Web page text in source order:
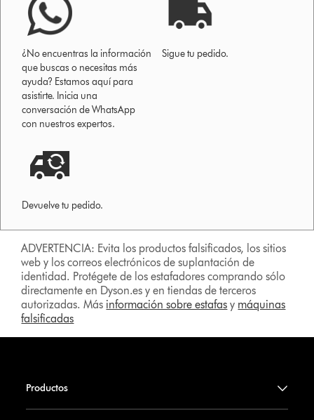
¿No encuentras la información
que buscas o necesitas más
ayuda? Estamos aquí para
asistirte. Inicia una
conversación de WhatsApp
con nuestros expertos.
Sigue tu pedido.
Devuelve tu pedido.
ADVERTENCIA: Evita los productos falsificados, los sitios
web y los correos electrónicos de suplantación de
identidad. Protégete de los estafadores comprando sólo
directamente en Dyson.es y en tiendas de terceros
autorizadas. Más información sobre estafas y máquinas
falsificadas
Productos